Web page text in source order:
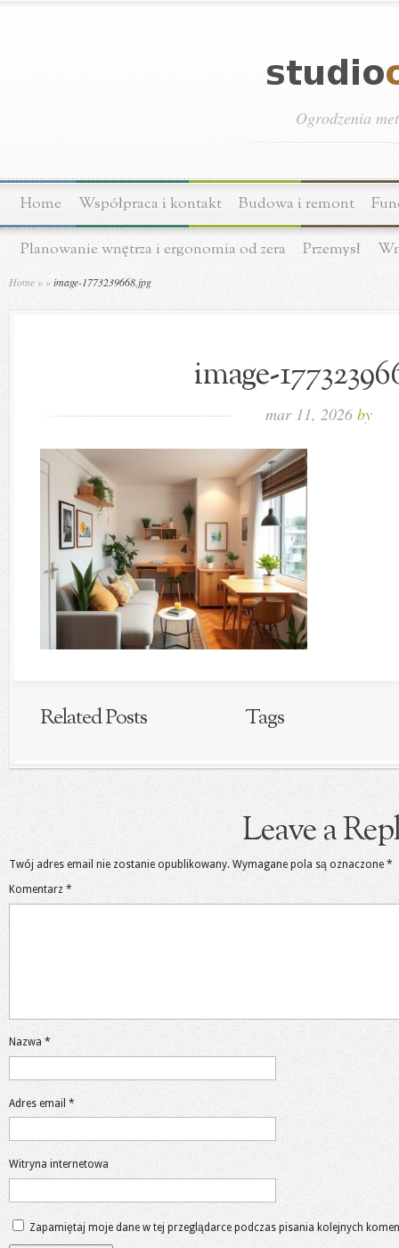
Ogrodzenia
Home Współpraca i kontakt Budowa i remont
Planowanie wnętrza i ergonomia od zera Przemysł
Home » »image-1773239668.jpg
image-
mar 11, 2026 by
Related Posts Tags
Leave a
Twój adres email nie zostanie opublikowany. Wymagane pola są oznaczone *
Komentarz *
Nazwa *
Adres email *
Witryna internetowa
Zapamiętaj moje dane w tej przeglądarce podczas pisania kolejnych